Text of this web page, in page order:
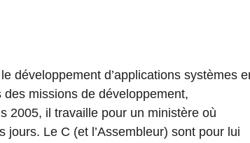
développement d’applications systèmes
missions de développement,
2005, il travaille pour un ministère où
Le C (et l’Assembleur) sont pour lui